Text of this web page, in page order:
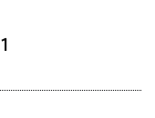
1